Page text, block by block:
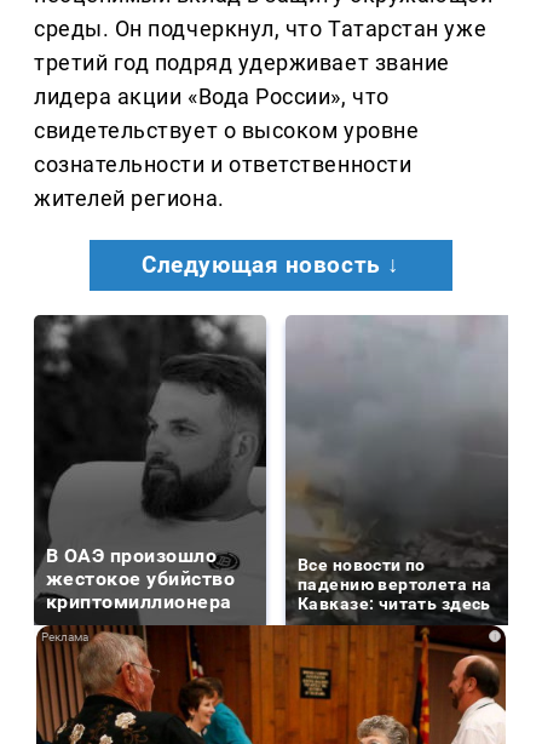
среды. Он подчеркнул, что Татарстан уже
третий год подряд удерживает звание
лидера акции «Вода России», что
свидетельствует о высоком уровне
сознательности и ответственности
жителей региона.
Следующая новость ↓
В ОАЭ произошло
жестокое убийство
криптомиллионера
Все новости по
падению вертолета на
Кавказе: читать здесь
i